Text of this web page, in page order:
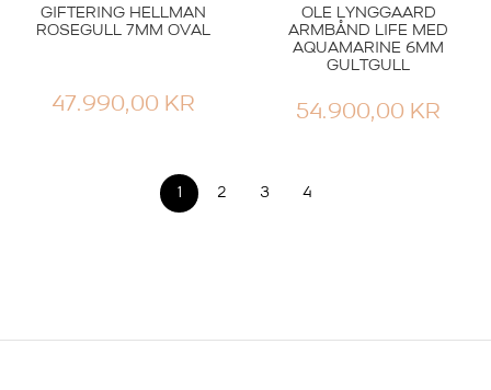
GIFTERING HELLMAN
ROSEGULL 7MM OVAL
47.990,00 KR
OLE LYNGGAARD
ARMBÅND LIFE MED
AQUAMARINE 6MM
GULTGULL
54.900,00 KR
1 2 3 4